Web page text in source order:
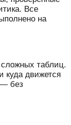
Все
на
сложных таблиц.
куда движется
— без